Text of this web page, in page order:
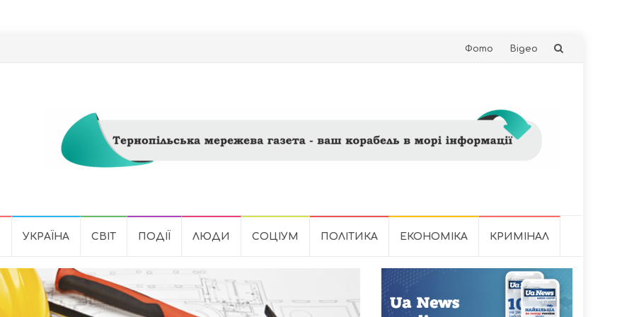
Skip
Фото Відео
УКРАЇНА СВІТ ПОДІЇ ЛЮДИ СОЦІУМ ПОЛІТИКА ЕКОНОМІКА КРИМІНАЛ